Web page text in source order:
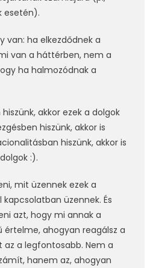
esetén).
van: ha elkezdődnek a
van a háttérben, nem a
ha halmozódnak a
akkor ezek a dolgok
hiszünk, akkor is
hiszünk, akkor is
:).
mit üzennek ezek a
üzennek. És
azt, hogy mi annak a
értelme, ahogyan reagálsz a
az a legfontosabb. Nem a
hanem az, ahogyan